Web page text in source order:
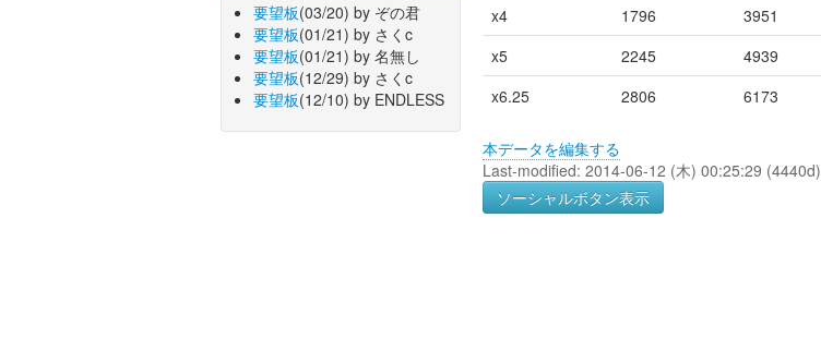
要望板(03/20) by ぞの君
要望板(01/21) by さくc
要望板(01/21) by 名無し
要望板(12/29) by さくc
要望板(12/10) by ENDLESS
x4
1796 3951
x5
2245 4939
x6.25
2806 6173
本データを編集する
Last-modified: 2014-06-12 (木) 00:25:29 (4440d)
ソーシャルボタン表示